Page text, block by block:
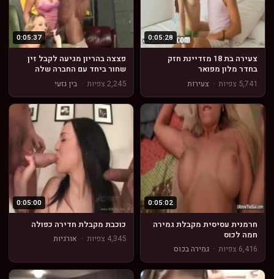
0:05:28
צעירה בת 18 מזדיינת חזק
בחדר מלון מפואר
5,741 צפיות
· צעירות
0:05:37
פצצה בהריון מגיעה לקבל זין
שחור ביחד עם החברה שלה
2,245 צפיות
· בין גזעי
0:05:02
חרמנית עסיסית מקבלת גמירה
חמה לכוס
6,416 צפיות
· גמירה בכוס
0:05:00
כוכבת מקבלת חדירה כפולה
4,345 צפיות
· אורגיות